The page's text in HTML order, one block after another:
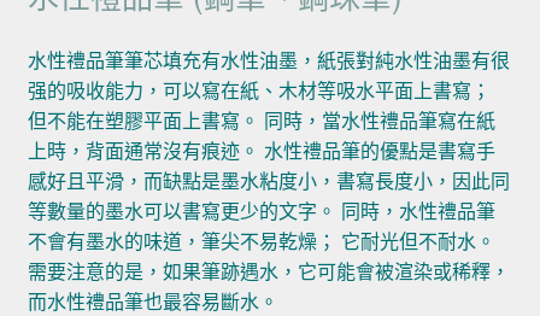
水性禮品筆筆芯填充有水性油墨，紙張對純水性油墨有很
强的吸收能力，可以寫在紙、木材等吸水平面上書寫；
但不能在塑膠平面上書寫。 同時，當水性禮品筆寫在紙
上時，背面通常沒有痕迹。 水性禮品筆的優點是書寫手
感好且平滑，而缺點是墨水粘度小，書寫長度小，因此同
等數量的墨水可以書寫更少的文字。 同時，水性禮品筆
不會有墨水的味道，筆尖不易乾燥； 它耐光但不耐水。
需要注意的是，如果筆跡遇水，它可能會被渲染或稀釋，
而水性禮品筆也最容易斷水。